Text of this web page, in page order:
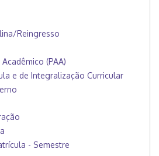
Reingresso
(PAA)
e de Integralização Curricular
- Semestre